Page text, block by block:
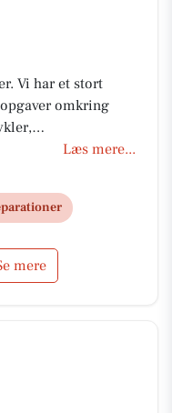
Vi har et stort
omkring
og hjælpemidler.
Raleigh. Vi har
Vi forhandler
Læs mere...
mere